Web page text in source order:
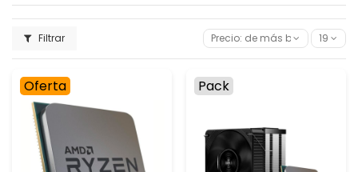
Filtrar Precio: de más bajo a más
19
Oferta Pack